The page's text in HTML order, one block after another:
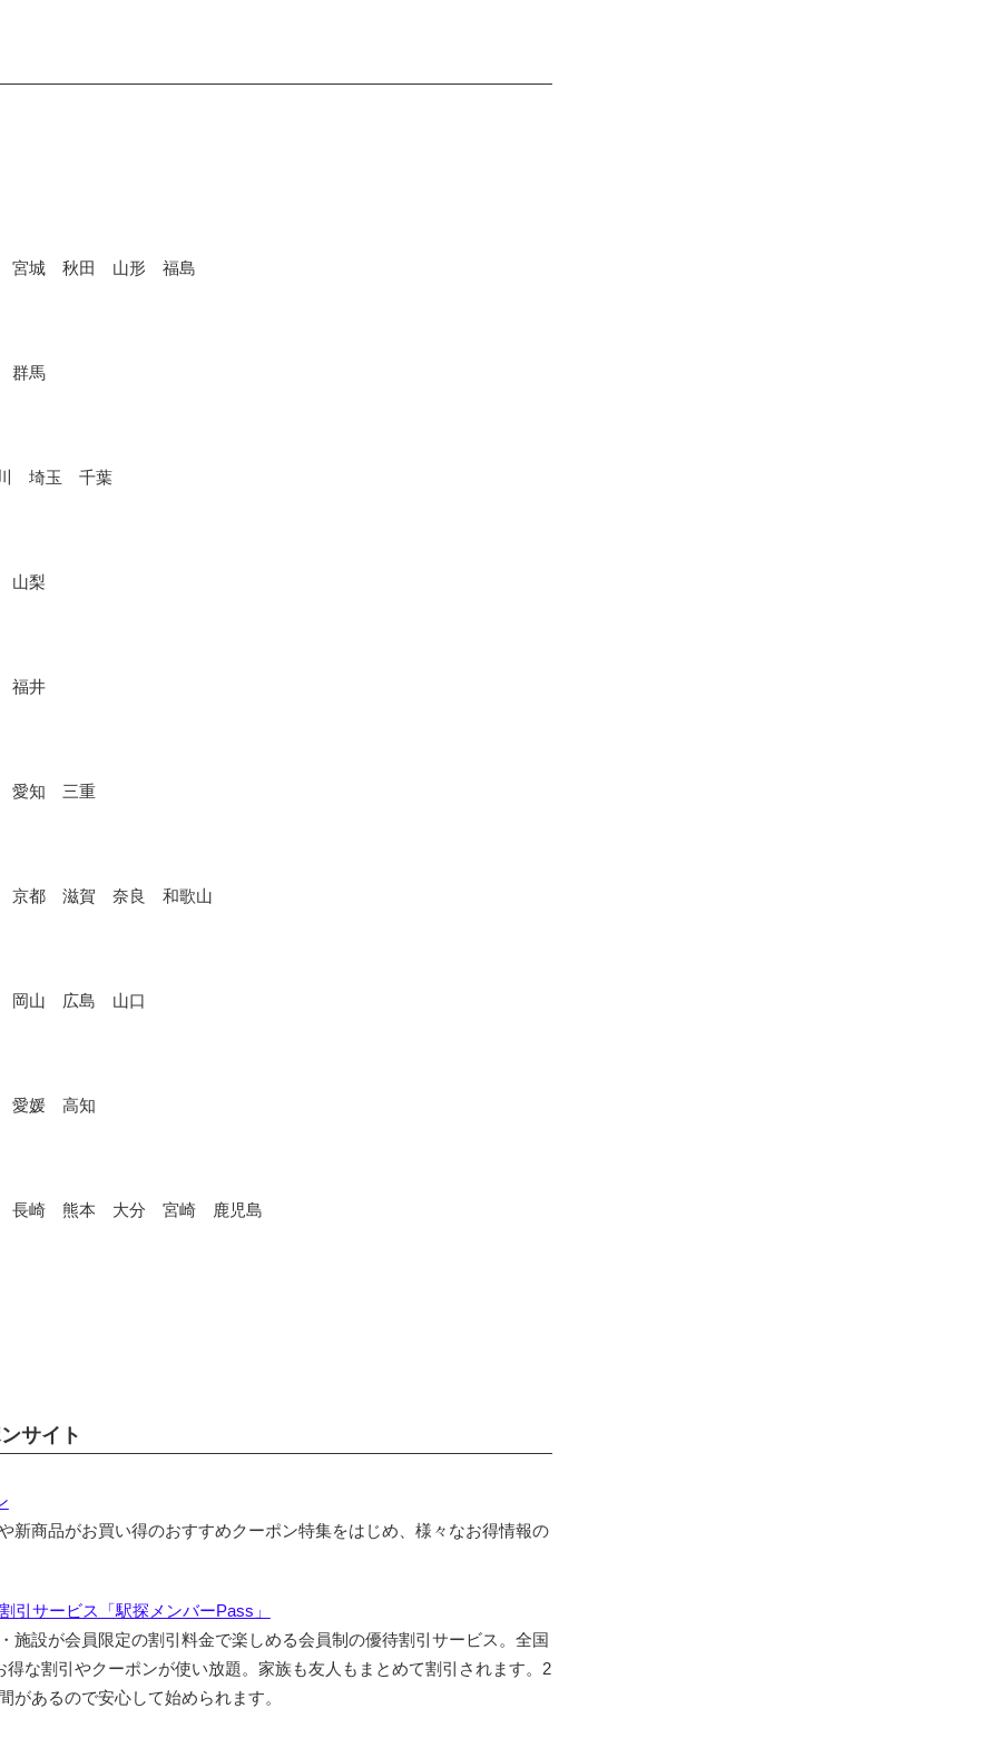
宮城 秋田 山形 福島
群馬
埼玉 千葉
山梨
福井
愛知 三重
京都 滋賀 奈良 和歌山
岡山 広島 山口
愛媛 高知
長崎 熊本 大分 宮崎 鹿児島
サイト
新商品がお買い得のおすすめクーポン特集をはじめ、様々なお得情報の
引サービス「駅探メンバーPass」
施設が会員限定の割引料金で楽しめる会員制の優待割引サービス。全国
得な割引やクーポンが使い放題。家族も友人もまとめて割引されます。2
があるので安心して始められます。